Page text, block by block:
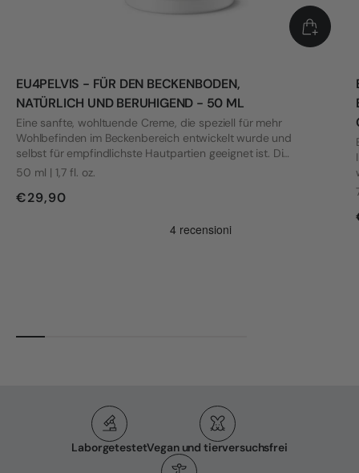
EU4PELVIS - FÜR DEN BECKENBODEN,
NATÜRLICH UND BERUHIGEND - 50 ML
Eine sanfte, wohltuende Creme, die speziell für mehr
Wohlbefinden im Beckenbereich entwickelt wurde und
selbst für empfindlichste Hautpartien geeignet ist. Die
Formel wurde mit Blick auf die Bedürfnisse von Frauen
entwickelt.
50 ml | 1,7 fl. oz.
€29,90
LaborgetestetVegan und tierversuchsfrei